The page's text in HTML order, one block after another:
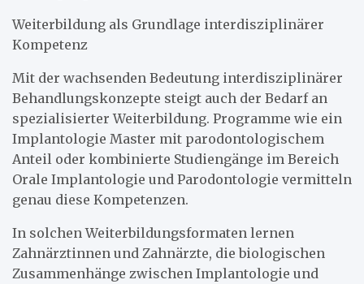
Weiterbildung als Grundlage interdisziplinärer
Kompetenz
Mit der wachsenden Bedeutung interdisziplinärer
Behandlungskonzepte steigt auch der Bedarf an
spezialisierter Weiterbildung. Programme wie ein
Implantologie Master mit parodontologischem
Anteil oder kombinierte Studiengänge im Bereich
Orale Implantologie und Parodontologie vermitteln
genau diese Kompetenzen.
In solchen Weiterbildungsformaten lernen
Zahnärztinnen und Zahnärzte, die biologischen
Zusammenhänge zwischen Implantologie und